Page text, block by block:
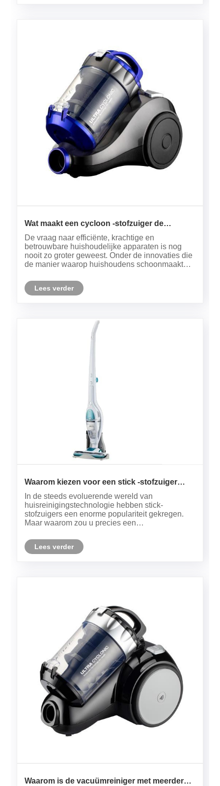
Wat maakt een cycloon -stofzuiger de
slimmere keuze voor moderne huizen?
De vraag naar efficiënte, krachtige en
betrouwbare huishoudelijke apparaten is nog
nooit zo groter geweest. Onder de innovaties die
de manier waarop huishoudens schoonmaakten,
valt op. In tegenstelling tot traditionele modellen
die afhankelijk zijn van ......
Lees verder
Waarom kiezen voor een stick -stofzuiger
voor uw huisreinigingsbehoeften?
In de steeds evoluerende wereld van
huisreinigingstechnologie hebben stick-
stofzuigers een enorme populariteit gekregen.
Maar waarom zou u precies een
rechtopstaande of blikmodellen? Dit artikel duikt
diep in het begrijpen van de voordelen,
Lees verder
Waarom is de vacuümreiniger met meerdere